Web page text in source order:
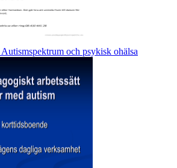
och psykisk ohälsa